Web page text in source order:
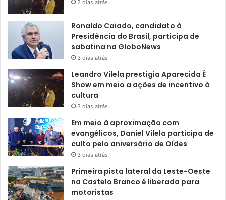
2 dias atrás
Ronaldo Caiado, candidato à
Presidência do Brasil, participa de
sabatina na GloboNews
3 dias atrás
Leandro Vilela prestigia Aparecida É
Show em meio a ações de incentivo à
cultura
3 dias atrás
Em meio à aproximação com
evangélicos, Daniel Vilela participa de
culto pelo aniversário de Oídes
3 dias atrás
Primeira pista lateral da Leste-Oeste
na Castelo Branco é liberada para
motoristas